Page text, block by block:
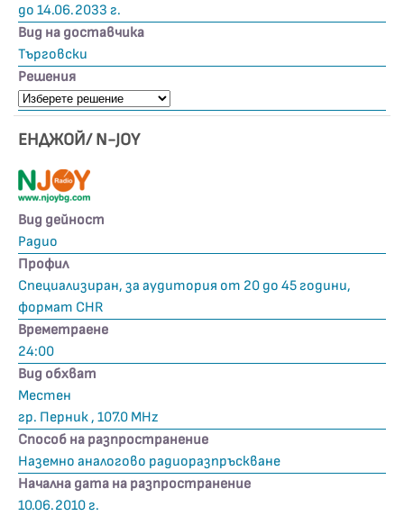
до 14.06.2033 г.
Вид на доставчика
Търговски
Решения
ЕНДЖОЙ/ N-JOY
Вид дейност
Радио
Профил
Специализиран, за аудитория от 20 до 45 години,
формат CHR
Времетраене
24:00
Вид обхват
Местен
гр. Перник , 107.0 MHz
Способ на разпространение
Наземно аналогово радиоразпръскване
Начална дата на разпространение
10.06.2010 г.